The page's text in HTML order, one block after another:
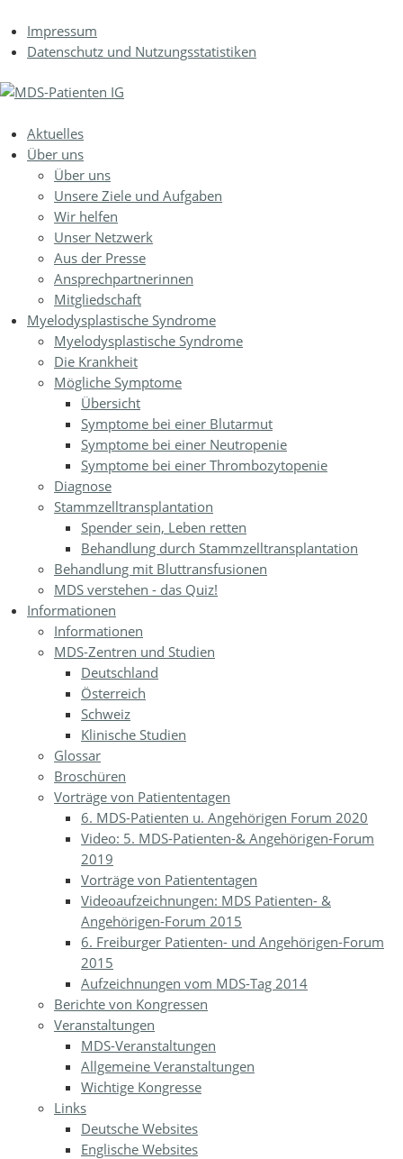
Jump to navigation
Impressum
Datenschutz und Nutzungsstatistiken
Aktuelles
Über uns
Über uns
Unsere Ziele und Aufgaben
Wir helfen
Unser Netzwerk
Aus der Presse
Ansprechpartnerinnen
Mitgliedschaft
Myelodysplastische Syndrome
Myelodysplastische Syndrome
Die Krankheit
Mögliche Symptome
Übersicht
Symptome bei einer Blutarmut
Symptome bei einer Neutropenie
Symptome bei einer Thrombozytopenie
Diagnose
Stammzelltransplantation
Spender sein, Leben retten
Behandlung durch Stammzelltransplantation
Behandlung mit Bluttransfusionen
MDS verstehen - das Quiz!
Informationen
Informationen
MDS-Zentren und Studien
Deutschland
Österreich
Schweiz
Klinische Studien
Glossar
Broschüren
Vorträge von Patiententagen
6. MDS-Patienten u. Angehörigen Forum 2020
Video: 5. MDS-Patienten-& Angehörigen-Forum
2019
Vorträge von Patiententagen
Videoaufzeichnungen: MDS Patienten- &
Angehörigen-Forum 2015
6. Freiburger Patienten- und Angehörigen-Forum
2015
Aufzeichnungen vom MDS-Tag 2014
Berichte von Kongressen
Veranstaltungen
MDS-Veranstaltungen
Allgemeine Veranstaltungen
Wichtige Kongresse
Links
Deutsche Websites
Englische Websites